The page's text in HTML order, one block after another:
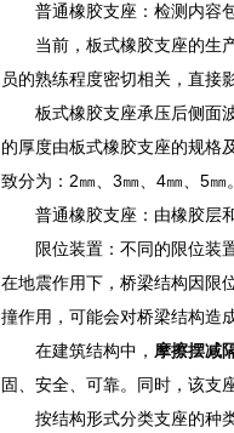
普通橡胶支座：检测内容
当前，板式橡胶支座的生
员的熟练程度密切相关，直接
板式橡胶支座承压后侧面
的厚度由板式橡胶支座的规格
致分为：2㎜、3㎜、4㎜、5㎜。
普通橡胶支座：由橡胶层
限位装置：不同的限位装
在地震作用下，桥梁结构因限
撞作用，可能会对桥梁结构造
在建筑结构中， 摩擦摆减
固、安全、可靠。同时，该支
按结构形式分类支座的种